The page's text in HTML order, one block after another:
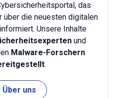
das
über die neuesten digitalen
Unsere Inhalte
und
Malware-Forschern
.
Über uns